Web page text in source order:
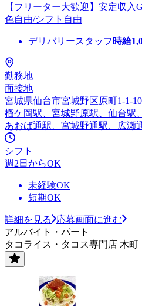
【フリーター大歓迎】安定収
色自由/シフト自由
デリバリースタッフ 時給
勤務地
面接地
宮城県仙台市宮城野区原町1-1-
榴ケ岡駅、宮城野原駅、仙台駅
あおば通駅、宮城野通駅、広瀬
シフト
週2日からOK
未経験OK
短期OK
詳細を見る
応募画面に進む
アルバイト・パート
タコライス・タコス専門店 木町